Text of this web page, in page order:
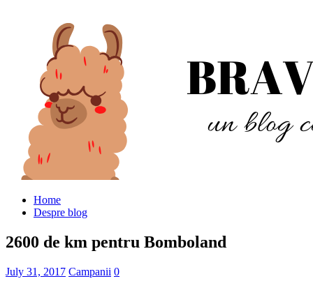
Home
Despre blog
2600 de km pentru Bomboland
July 31, 2017 Campanii 0